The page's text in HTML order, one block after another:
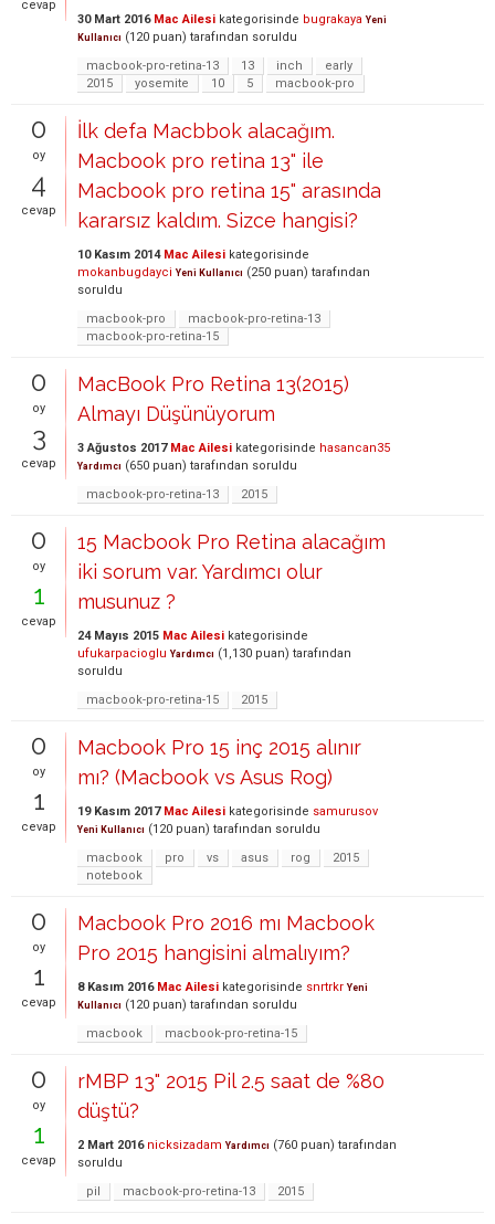
cevap
30 Mart 2016 Mac Ailesi kategorisinde bugrakaya Yeni
Kullanıcı (120 puan) tarafından soruldu
macbook-pro-retina-13
13 inch
early
2015
yosemite 10 5 macbook-pro
0
oy
4
cevap
İlk defa Macbbok alacağım.
Macbook pro retina 13" ile
Macbook pro retina 15" arasında
kararsız kaldım. Sizce hangisi?
10 Kasım 2014 Mac Ailesi kategorisinde
mokanbugdayci Yeni Kullanıcı (250 puan) tarafından
soruldu
macbook-pro
macbook-pro-retina-13
macbook-pro-retina-15
0
oy
3
cevap
MacBook Pro Retina 13(2015)
Almayı Düşünüyorum
3 Ağustos 2017 Mac Ailesi kategorisinde hasancan35
Yardımcı (650 puan) tarafından soruldu
macbook-pro-retina-13
2015
0
oy
1
cevap
15 Macbook Pro Retina alacağım
iki sorum var. Yardımcı olur
musunuz ?
24 Mayıs 2015 Mac Ailesi kategorisinde
ufukarpacioglu Yardımcı (1,130 puan) tarafından
soruldu
macbook-pro-retina-15
2015
0
oy
1
cevap
Macbook Pro 15 inç 2015 alınır
mı? (Macbook vs Asus Rog)
19 Kasım 2017 Mac Ailesi kategorisinde samurusov
Yeni Kullanıcı (120 puan) tarafından soruldu
macbook
pro vs asus rog
2015
notebook
0
oy
1
cevap
Macbook Pro 2016 mı Macbook
Pro 2015 hangisini almalıyım?
8 Kasım 2016 Mac Ailesi kategorisinde snrtrkr Yeni
Kullanıcı (120 puan) tarafından soruldu
macbook
macbook-pro-retina-15
0
oy
1
cevap
rMBP 13" 2015 Pil 2.5 saat de %80
düştü?
2 Mart 2016 nicksizadam Yardımcı (760 puan) tarafından
soruldu
pil
macbook-pro-retina-13 2015